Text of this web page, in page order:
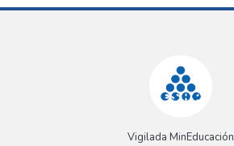
Vigilada MinEducación